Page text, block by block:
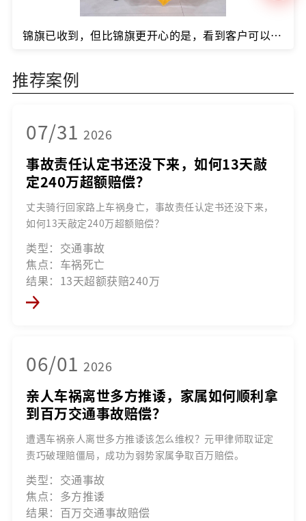
锦旗已收到，但比锦旗更开心的是，看到客户可以安心养伤，不必为维权奔波煎熬。
推荐案例
07/31 2026
事故责任认定书还没下来，如何13天敲
定240万超额赔偿？
丈夫骑行回家路上车祸身亡，事故责任认定书还没下来，
如何13天敲定240万超额赔偿？
类型：交通事故
焦点：车祸死亡
结果：13天超额获赔240万
06/01 2026
亲人车祸离世多方推诿，家属如何顺利拿
到百万交通事故赔偿？
遭遇车祸亲人离世多方推诿该怎么维权？元甲律师取证定
责巧破理赔僵局，成功为弱势家属争取百万赔偿。
类型：交通事故
焦点：多方推诿
结果：百万交通事故赔偿